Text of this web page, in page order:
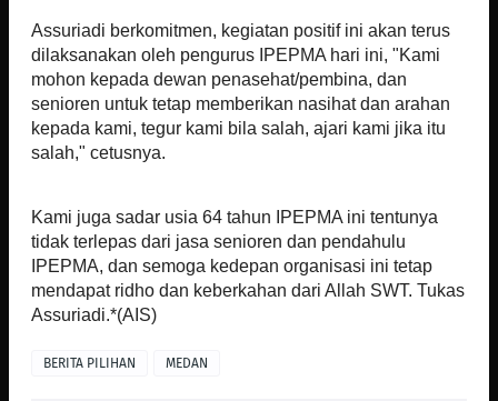
Assuriadi berkomitmen, kegiatan positif ini akan terus
dilaksanakan oleh pengurus IPEPMA hari ini, "Kami
mohon kepada dewan penasehat/pembina, dan
senioren untuk tetap memberikan nasihat dan arahan
kepada kami, tegur kami bila salah, ajari kami jika itu
salah," cetusnya.
Kami juga sadar usia 64 tahun IPEPMA ini tentunya
tidak terlepas dari jasa senioren dan pendahulu
IPEPMA, dan semoga kedepan organisasi ini tetap
mendapat ridho dan keberkahan dari Allah SWT. Tukas
Assuriadi.*(AIS)
BERITA PILIHAN MEDAN